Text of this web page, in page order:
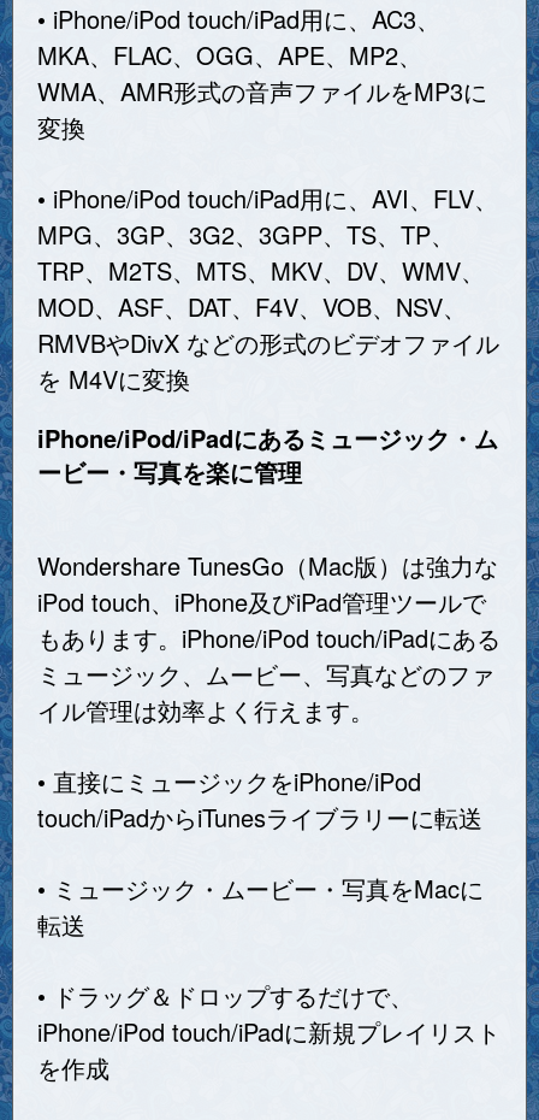
• iPhone/iPod touch/iPad用に、AC3、
MKA、FLAC、OGG、APE、MP2、
WMA、AMR形式の音声ファイルをMP3に
変換
• iPhone/iPod touch/iPad用に、AVI、FLV、
MPG、3GP、3G2、3GPP、TS、TP、
TRP、M2TS、MTS、MKV、DV、WMV、
MOD、ASF、DAT、F4V、VOB、NSV、
RMVBやDivX などの形式のビデオファイル
を M4Vに変換
iPhone/iPod/iPadにあるミュージック・ム
ービー・写真を楽に管理
Wondershare TunesGo（Mac版）は強力な
iPod touch、iPhone及びiPad管理ツールで
もあります。iPhone/iPod touch/iPadにある
ミュージック、ムービー、写真などのファ
イル管理は効率よく行えます。
• 直接にミュージックをiPhone/iPod
touch/iPadからiTunesライブラリーに転送
• ミュージック・ムービー・写真をMacに
転送
• ドラッグ＆ドロップするだけで、
iPhone/iPod touch/iPadに新規プレイリスト
を作成